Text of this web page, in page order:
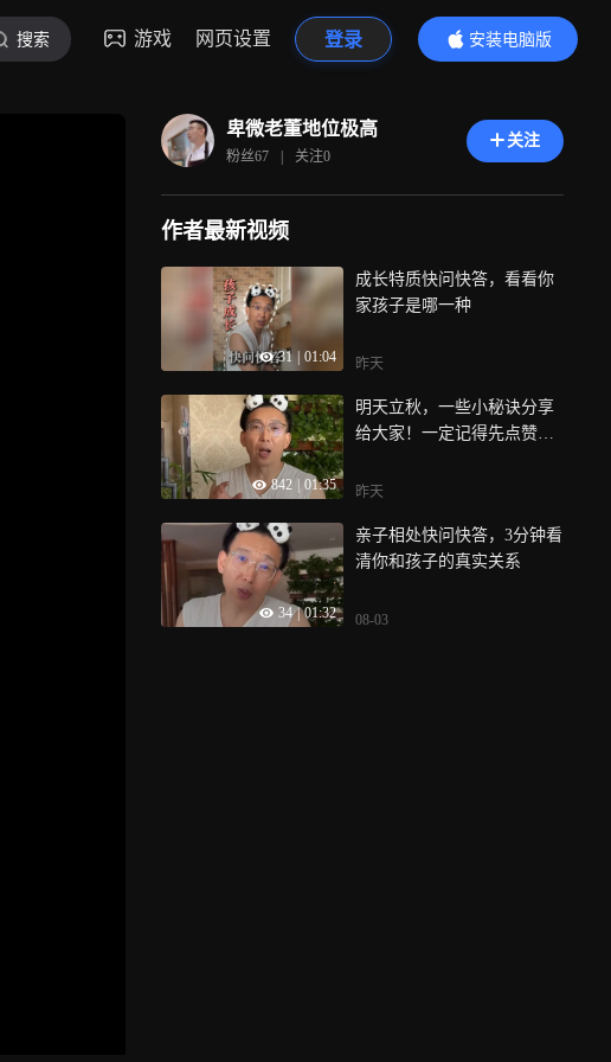
搜索 游戏 网页设置 登录
安装电脑版
内容更精彩
卑微老董地位极高
粉丝67 | 关注0
关注
作者最新视频
31 01:04
成长特质快问快答，看看你
家孩子是哪一种
昨天
842 01:35
明天立秋，一些小秘诀分享
给大家！一定记得先点赞收
昨天
34 | 01:32
亲子相处快问快答，3分钟看
清你和孩子的真实关系
08-03